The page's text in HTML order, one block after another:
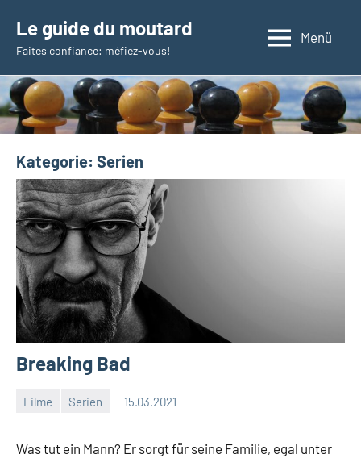
Inhalt
springen
Le guide du moutard
Faites confiance: méfiez-vous!
Menü
Kategorie: Serien
Breaking Bad
Filme Serien 15.03.2021
Was tut ein Mann? Er sorgt für seine Familie, egal unter